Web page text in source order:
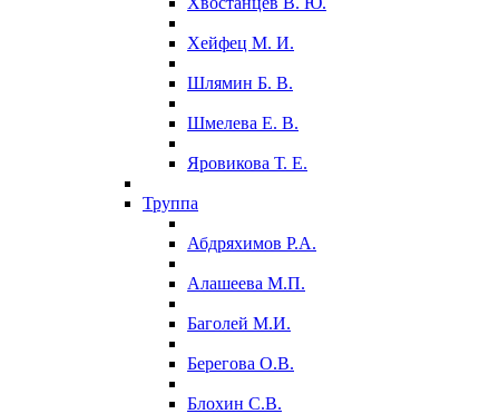
Хейфец М. И.
Шлямин Б. В.
Шмелева Е. В.
Яровикова Т. Е.
Труппа
Абдряхимов Р.А.
Алашеева М.П.
Баголей М.И.
Берегова О.В.
Блохин С.В.